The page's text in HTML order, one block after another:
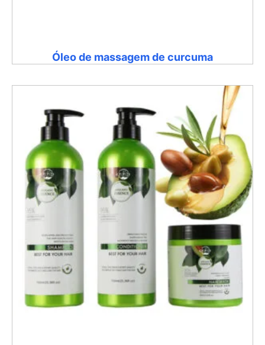
Óleo de massagem de curcuma